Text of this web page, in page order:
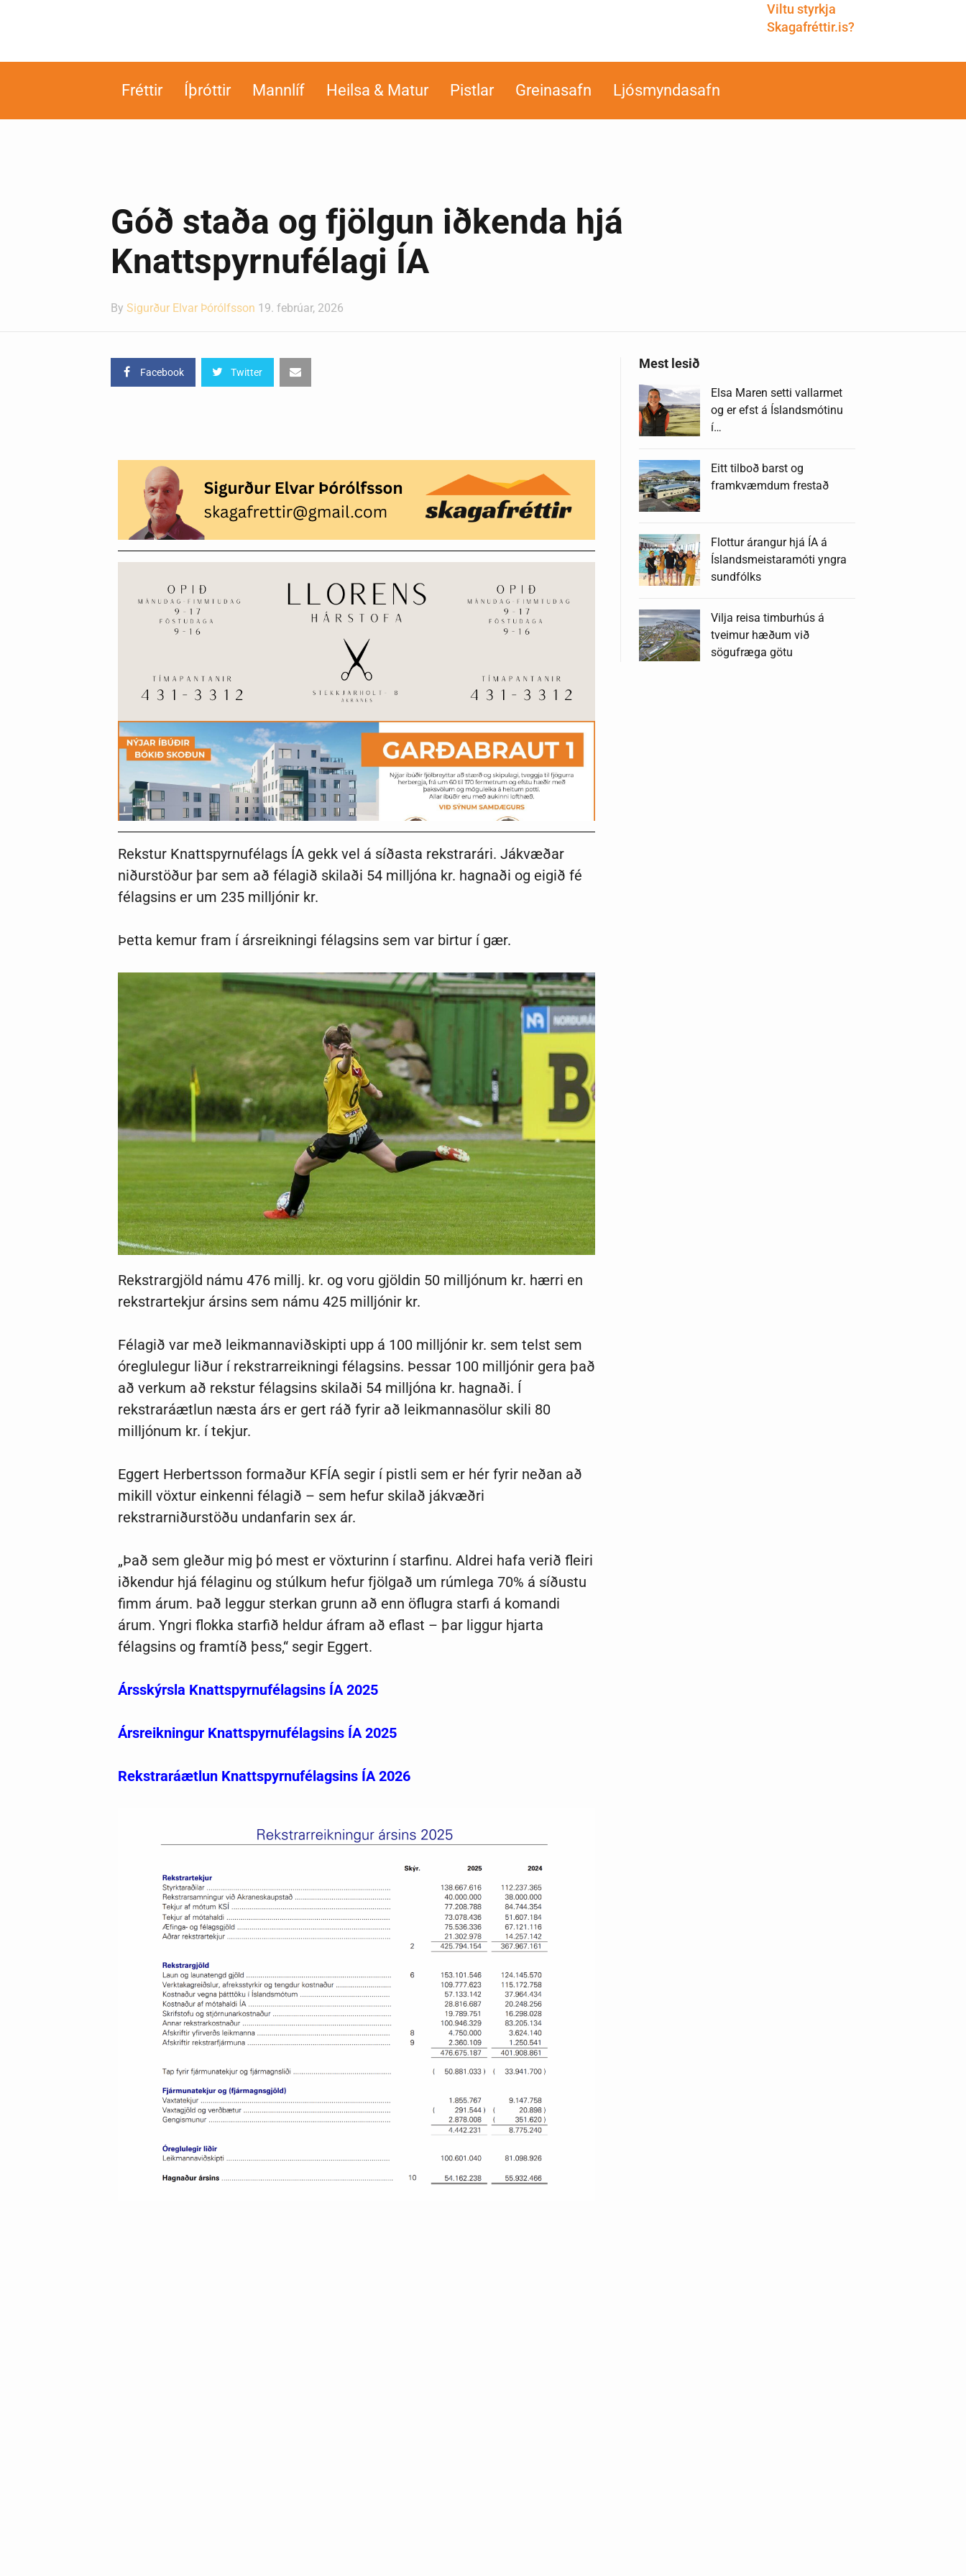
Viltu styrkja
Skagafréttir.is?
Fréttir Íþróttir Mannlíf Heilsa & Matur Pistlar Greinasafn Ljósmyndasafn
Góð staða og fjölgun iðkenda hjá
Knattspyrnufélagi ÍA
By Sigurður Elvar Þórólfsson 19. febrúar, 2026
Facebook Twitter
Rekstur Knattspyrnufélags ÍA gekk vel á síðasta rekstrarári. Jákvæðar
niðurstöður þar sem að félagið skilaði 54 milljóna kr. hagnaði og eigið fé
félagsins er um 235 milljónir kr.
Þetta kemur fram í ársreikningi félagsins sem var birtur í gær.
Rekstrargjöld námu 476 millj. kr. og voru gjöldin 50 milljónum kr. hærri en
rekstrartekjur ársins sem námu 425 milljónir kr.
Félagið var með leikmannaviðskipti upp á 100 milljónir kr. sem telst sem
óreglulegur liður í rekstrarreikningi félagsins. Þessar 100 milljónir gera það
að verkum að rekstur félagsins skilaði 54 milljóna kr. hagnaði. Í
rekstraráætlun næsta árs er gert ráð fyrir að leikmannasölur skili 80
milljónum kr. í tekjur.
Eggert Herbertsson formaður KFÍA segir í pistli sem er hér fyrir neðan að
mikill vöxtur einkenni félagið – sem hefur skilað jákvæðri
rekstrarniðurstöðu undanfarin sex ár.
„Það sem gleður mig þó mest er vöxturinn í starfinu. Aldrei hafa verið fleiri
iðkendur hjá félaginu og stúlkum hefur fjölgað um rúmlega 70% á síðustu
fimm árum. Það leggur sterkan grunn að enn öflugra starfi á komandi
árum. Yngri flokka starfið heldur áfram að eflast – þar liggur hjarta
félagsins og framtíð þess,“ segir Eggert.
Ársskýrsla Knattspyrnufélagsins ÍA 2025
Ársreikningur Knattspyrnufélagsins ÍA 2025
Rekstraráætlun Knattspyrnufélagsins ÍA 2026
Mest lesið
Elsa Maren setti vallarmet
og er efst á Íslandsmótinu
í…
Eitt tilboð barst og
framkvæmdum frestað
Flottur árangur hjá ÍA á
Íslandsmeistaramóti yngra
sundfólks
Vilja reisa timburhús á
tveimur hæðum við
sögufræga götu